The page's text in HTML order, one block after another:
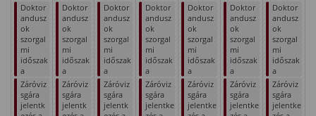
Doktor
andusz
ok
szorgal
mi
időszak
a
Záróviz
sgára
jelentk
Doktor
andusz
ok
szorgal
mi
időszak
a
Záróviz
sgára
jelentk
Doktor
andusz
ok
szorgal
mi
időszak
a
Záróviz
sgára
jelentk
Doktor
andusz
ok
szorgal
mi
időszak
a
Záróviz
sgára
jelentke
Doktor
andusz
ok
szorgal
mi
időszak
a
Záróviz
sgára
jelentke
Doktor
andusz
ok
szorgal
mi
időszak
a
Záróviz
sgára
jelentke
Doktor
andusz
ok
szorgal
mi
időszak
a
Záróviz
sgára
jelentke